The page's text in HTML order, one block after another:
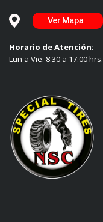
Horario de Atención:
Lun a Vie: 8:30 a 17:00 hrs.